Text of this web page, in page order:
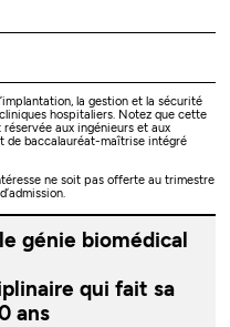
la gestion et la sécurité
hospitaliers. Notez que cette
aux ingénieurs et aux
de baccalauréat-maîtrise intégré
ne soit pas offerte au trimestre
génie biomédical
qui fait sa
ans